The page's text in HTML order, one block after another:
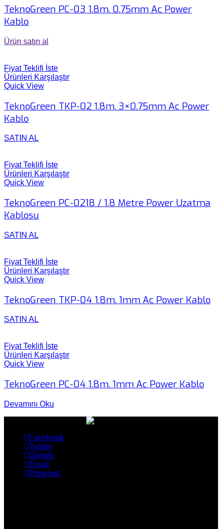
TeknoGreen PC-03 1.8m. 0.75mm Ac Power
Kablo
Ürün satın al
Fiyat Teklifi İste
Ürünleri Karşılaştır
Quick View
TeknoGreen TKP-02 1.8m. 3×0.75mm Ac Power
Kablo
SATIN AL
Fiyat Teklifi İste
Ürünleri Karşılaştır
Quick View
TeknoGreen PC-0218 / 1.8 Metre Power Uzatma
Kablosu
SATIN AL
Fiyat Teklifi İste
Ürünleri Karşılaştır
Quick View
TeknoGreen TKP-04 1.8m. 1mm Ac Power Kablo
SATIN AL
Fiyat Teklifi İste
Ürünleri Karşılaştır
Quick View
TeknoGreen PC-04 1.8m. 1mm Ac Power Kablo
Devamını Oku
Facebook
Twitter
Google
Email
Pinterest